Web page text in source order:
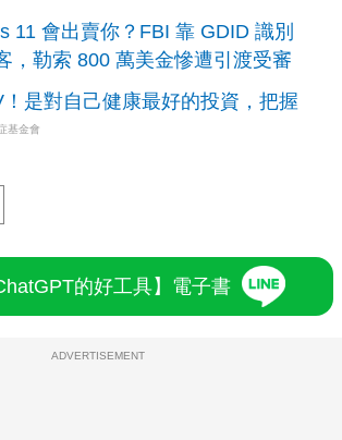
11 會出賣你？FBI 靠 GDID 識別
，勒索 800 萬美金慘遭引渡受審
是對自己健康最好的投資，把握
基金會
的好工具】電子書
ADVERTISEMENT